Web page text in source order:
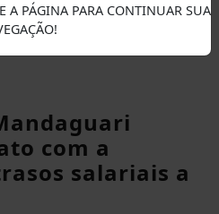
com a
salariais a
A PÁGINA PARA CONTINUAR SUA